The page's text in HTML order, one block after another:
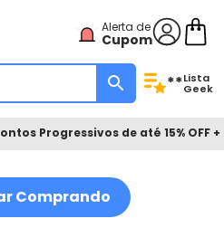
Alerta de
Cupom
**Lista
Geek
Progressivos de até 15% OFF
Comprando